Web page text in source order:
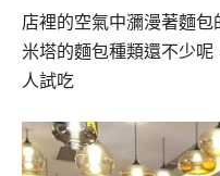
店裡的空氣中瀰漫著麵包
米塔的麵包種類還不少
人試吃